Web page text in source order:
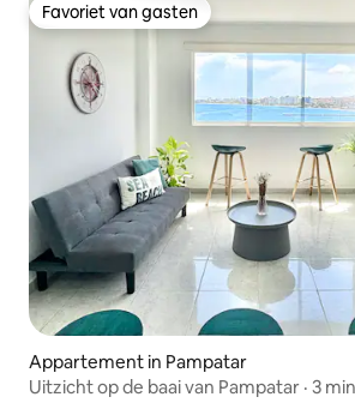
Favoriet van gasten
Favoriet van gasten
Appartement in Pampatar
Uitzicht op de baai van Pampatar · 3